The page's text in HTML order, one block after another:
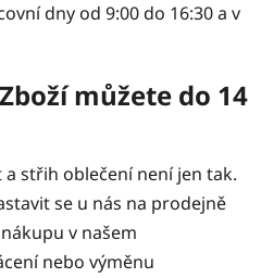
dny od 9:00 do 16:30 a v
můžete do 14
střih oblečení není jen tak.
se u nás na prodejně
v našem
nebo výměnu